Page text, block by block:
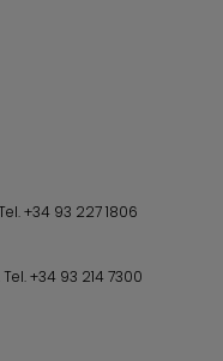
+34 93 227 1806
Tel.+34 93 214 7300